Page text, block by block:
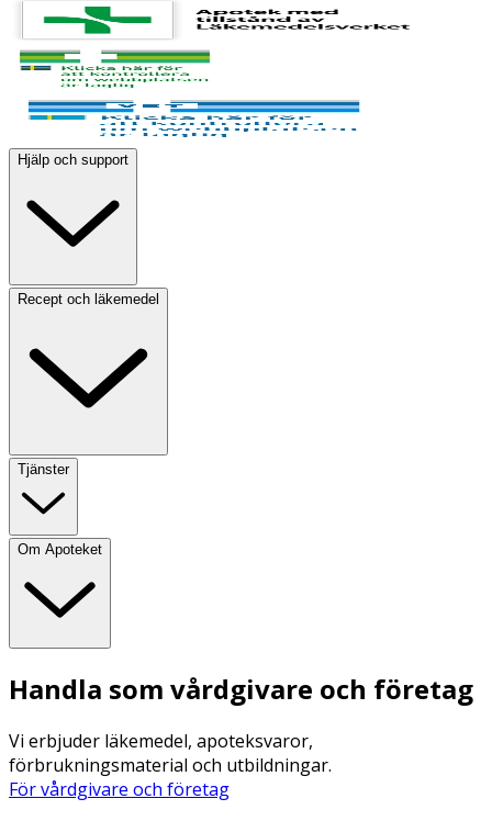
Hjälp och support
Recept och läkemedel
Tjänster
Om Apoteket
Handla som vårdgivare och företag
Vi erbjuder läkemedel, apoteksvaror,
förbrukningsmaterial och utbildningar.
För vårdgivare och företag